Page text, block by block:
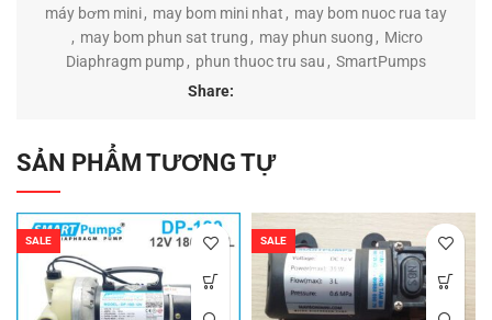
máy bơm mini, may bom mini nhat , may bom nuoc rua tay
, may bom phun sat trung , may phun suong , Micro
Diaphragm pump , phun thuoc tru sau , SmartPumps
Share:
SẢN PHẨM TƯƠNG TỰ
SALE SALE